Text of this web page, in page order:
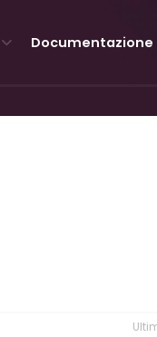
Documentazione